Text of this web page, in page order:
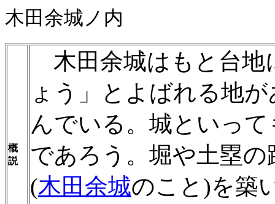
木田余城ノ内
概
説
木田余城はもと台地
ょう」とよばれる地
んでいる。城といっ
であろう。堀や土塁
(木田余城のこと)を築